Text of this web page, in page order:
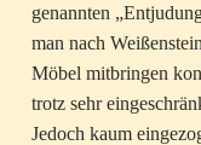
genannten
man nach
Möbel mitbringen
trotz sehr
Jedoch kaum